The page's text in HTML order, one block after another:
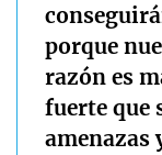
porque
razón es
fuerte que
amenazas